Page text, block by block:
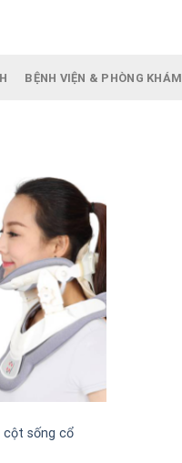
BỆNH VIỆN & PHÒNG KHÁM
cột sống cổ